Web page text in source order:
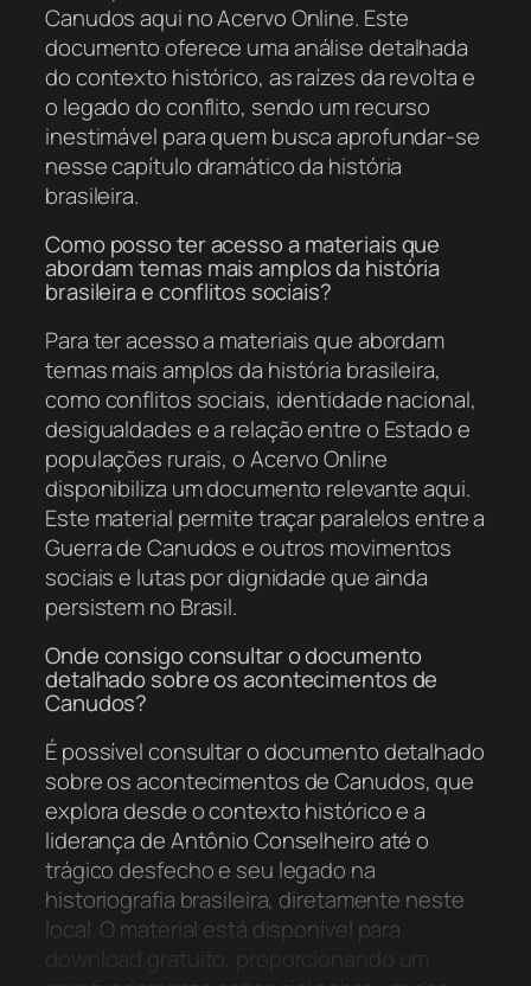
Canudos aqui no Acervo Online. Este
documento oferece uma análise detalhada
do contexto histórico, as raízes da revolta e
o legado do conflito, sendo um recurso
inestimável para quem busca aprofundar-se
nesse capítulo dramático da história
brasileira.
Como posso ter acesso a materiais que
abordam temas mais amplos da história
brasileira e conflitos sociais?
Para ter acesso a materiais que abordam
temas mais amplos da história brasileira,
como conflitos sociais, identidade nacional,
desigualdades e a relação entre o Estado e
populações rurais, o Acervo Online
disponibiliza um documento relevante aqui.
Este material permite traçar paralelos entre a
Guerra de Canudos e outros movimentos
sociais e lutas por dignidade que ainda
persistem no Brasil.
Onde consigo consultar o documento
detalhado sobre os acontecimentos de
Canudos?
É possível consultar o documento detalhado
sobre os acontecimentos de Canudos, que
explora desde o contexto histórico e a
liderança de Antônio Conselheiro até o
trágico desfecho e seu legado na
historiografia brasileira, diretamente neste
local. O material está disponível para
download gratuito, proporcionando um